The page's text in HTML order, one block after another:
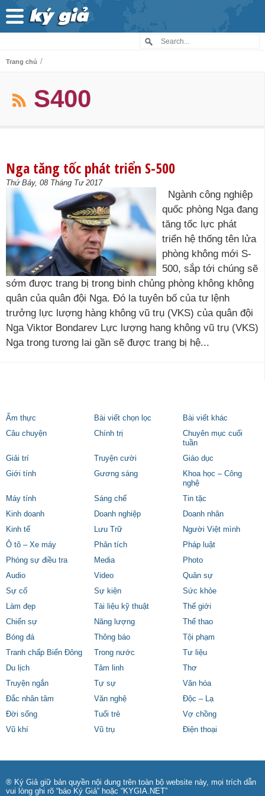
Trang chủ /
S400
Nga tăng tốc phát triển S-500
Thứ Bảy, 08 Tháng Tư 2017
Ngành công nghiệp
quốc phòng Nga đang
tăng tốc lực phát
triển hệ thống tên lửa
phòng không mới S-
500, sắp tới chúng sẽ
sớm được trang bị trong binh chủng phòng không không
quân của quân đội Nga. Đó la tuyên bố của tư lệnh
trưởng lực lượng hàng không vũ trụ (VKS) của quân đội
Nga Viktor Bondarev Lực lượng hang không vũ trụ (VKS)
Nga trong tương lai gần sẽ được trang bị hệ...
Ẩm thực Bài viết chọn lọc
Bài viết khác
Câu chuyện
Chính trị
Chuyên mục cuối
tuần
Giải trí
Truyện cười
Giáo dục
Giới tính
Gương sáng
Khoa học – Công
nghệ
Máy tính
Sáng chế
Tin tặc
Kinh doanh
Doanh nghiệp
Doanh nhân
Kinh tế
Lưu Trữ
Người Việt mình
Ô tô – Xe máy
Phân tích
Pháp luật
Phóng sự điều tra
Media
Photo
Audio
Video
Quân sự
Sự cố
Sự kiện
Sức khỏe
Làm đẹp
Tài liệu kỹ thuật
Thế giới
Chiến sự
Năng lượng
Thể thao
Bóng đá
Thông báo
Tội phạm
Tranh chấp Biển Đông
Trong nước
Tư liệu
Du lịch
Tâm linh
Thơ
Truyện ngắn
Tự sự
Văn hóa
Đắc nhân tâm
Văn nghệ
Độc – Lạ
Đời sống
Tuổi trẻ
Vợ chồng
Vũ khí
Vũ trụ Điện thoại
® Ký Giả giữ bản quyền nội dung trên toàn bộ website này, mọi trích dẫn
vui lòng ghi rõ “báo Ký Giả” hoặc “KYGIA.NET”